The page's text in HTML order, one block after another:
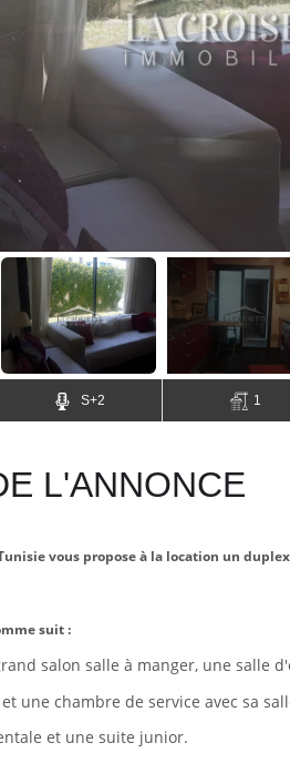
S+2 1
L'ANNONCE
vous propose à la location un
suit :
salon salle à manger, une salle
une chambre de service avec sa
et une suite junior.